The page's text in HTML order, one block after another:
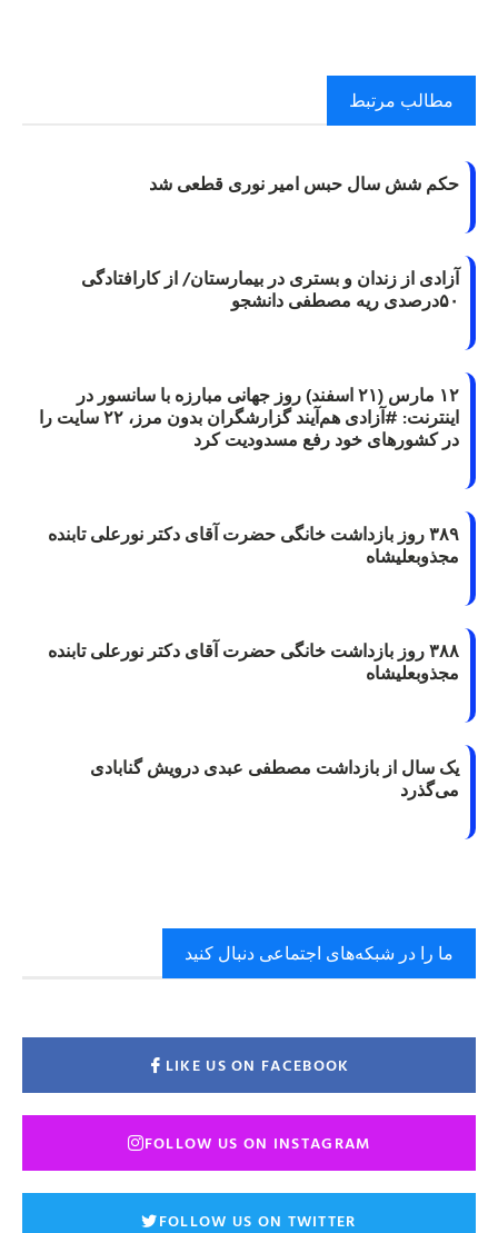
مطالب مرتبط
حکم شش سال حبس امیر نوری قطعی شد
آزادی از زندان و بستری در بیمارستان/ از کارافتادگی
۵۰درصدی ریه مصطفی دانشجو
۱۲ مارس (۲۱ اسفند) روز جهانی مبارزه با سانسور در
اینترنت: #آزادی هم‌آیند گزارشگران‌ بدون مرز، ۲۲ سایت را
در کشورهای خود رفع مسدودیت کرد
۳۸۹ روز بازداشت خانگی حضرت آقای دکتر نورعلی تابنده
مجذوبعلیشاه
۳۸۸ روز بازداشت خانگی حضرت آقای دکتر نورعلی تابنده
مجذوبعلیشاه
یک سال از بازداشت مصطفی عبدی درویش گنابادی
می‌گذرد
ما را در شبکه‌های اجتماعی دنبال کنید
LIKE US ON FACEBOOK
FOLLOW US ON INSTAGRAM
FOLLOW US ON TWITTER